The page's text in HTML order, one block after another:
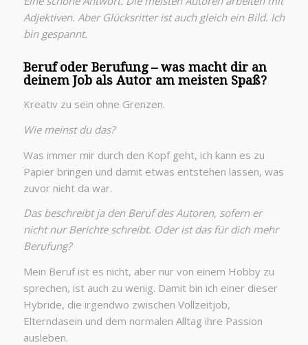
Adjektiven. Aber Glücksritter ist auch gleich ein Bild. Ich
bin gespannt.
Beruf oder Berufung – was macht dir an
deinem Job als Autor am meisten Spaß?
Kreativ zu sein ohne Grenzen.
Wie meinst du das?
Was immer mir durch den Kopf geht, ich kann es zu
Papier bringen und damit etwas entstehen lassen, was
zuvor nicht da war.
Das beschreibt ja den Beruf des Autoren, sofern er
nicht nur Berichte schreibt. Oder ist das für dich mehr
Berufung?
Mein Beruf ist es nicht, aber nur von einem Hobby zu
sprechen, ist auch zu wenig. Damit bin ich einer dieser
Hybride, die irgendwo zwischen Vollzeitjob,
Elterndasein und dem normalen Alltag ihre Passion
ausleben.